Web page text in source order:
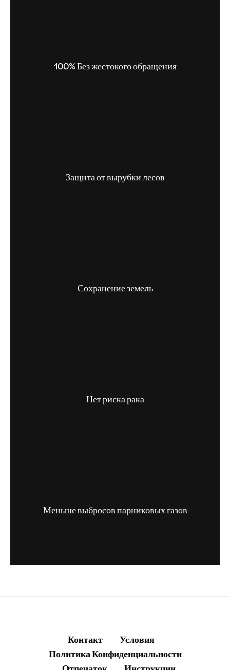
100% Без жестокого обращения
Защита от вырубки лесов
Сохранение земель
Нет риска рака
Меньше выбросов парниковых газов
Контакт
Условия
Политика Конфиденциальности